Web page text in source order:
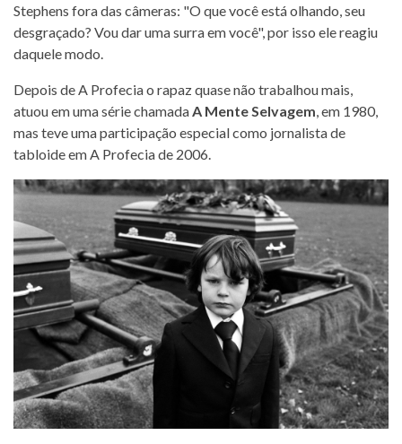
Stephens fora das câmeras: "O que você está olhando, seu
desgraçado? Vou dar uma surra em você", por isso ele reagiu
daquele modo.
Depois de A Profecia o rapaz quase não trabalhou mais,
atuou em uma série chamada A Mente Selvagem , em 1980,
mas teve uma participação especial como jornalista de
tabloide em A Profecia de 2006.